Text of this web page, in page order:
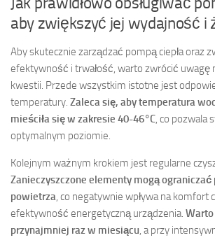
aby zwiększyć jej wydajność i
Aby skutecznie zarządzać pompą ciepła oraz
efektywność i trwałość, warto zwrócić uwagę
kwestii. Przede wszystkim istotne jest
temperatury. Zaleca się, aby temperatura
mieściła się w zakresie 40-46°C, co pozwala
optymalnym poziomie.
Kolejnym ważnym krokiem jest regularne
Zanieczyszczone elementy mogą ograniczać
powietrza, co negatywnie wpływa na komfort
efektywność energetyczną urządzenia.
przynajmniej raz w miesiącu, a przy